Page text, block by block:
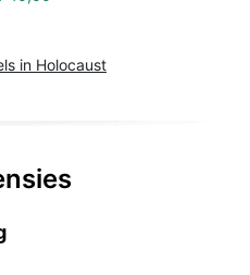
in Holocaust